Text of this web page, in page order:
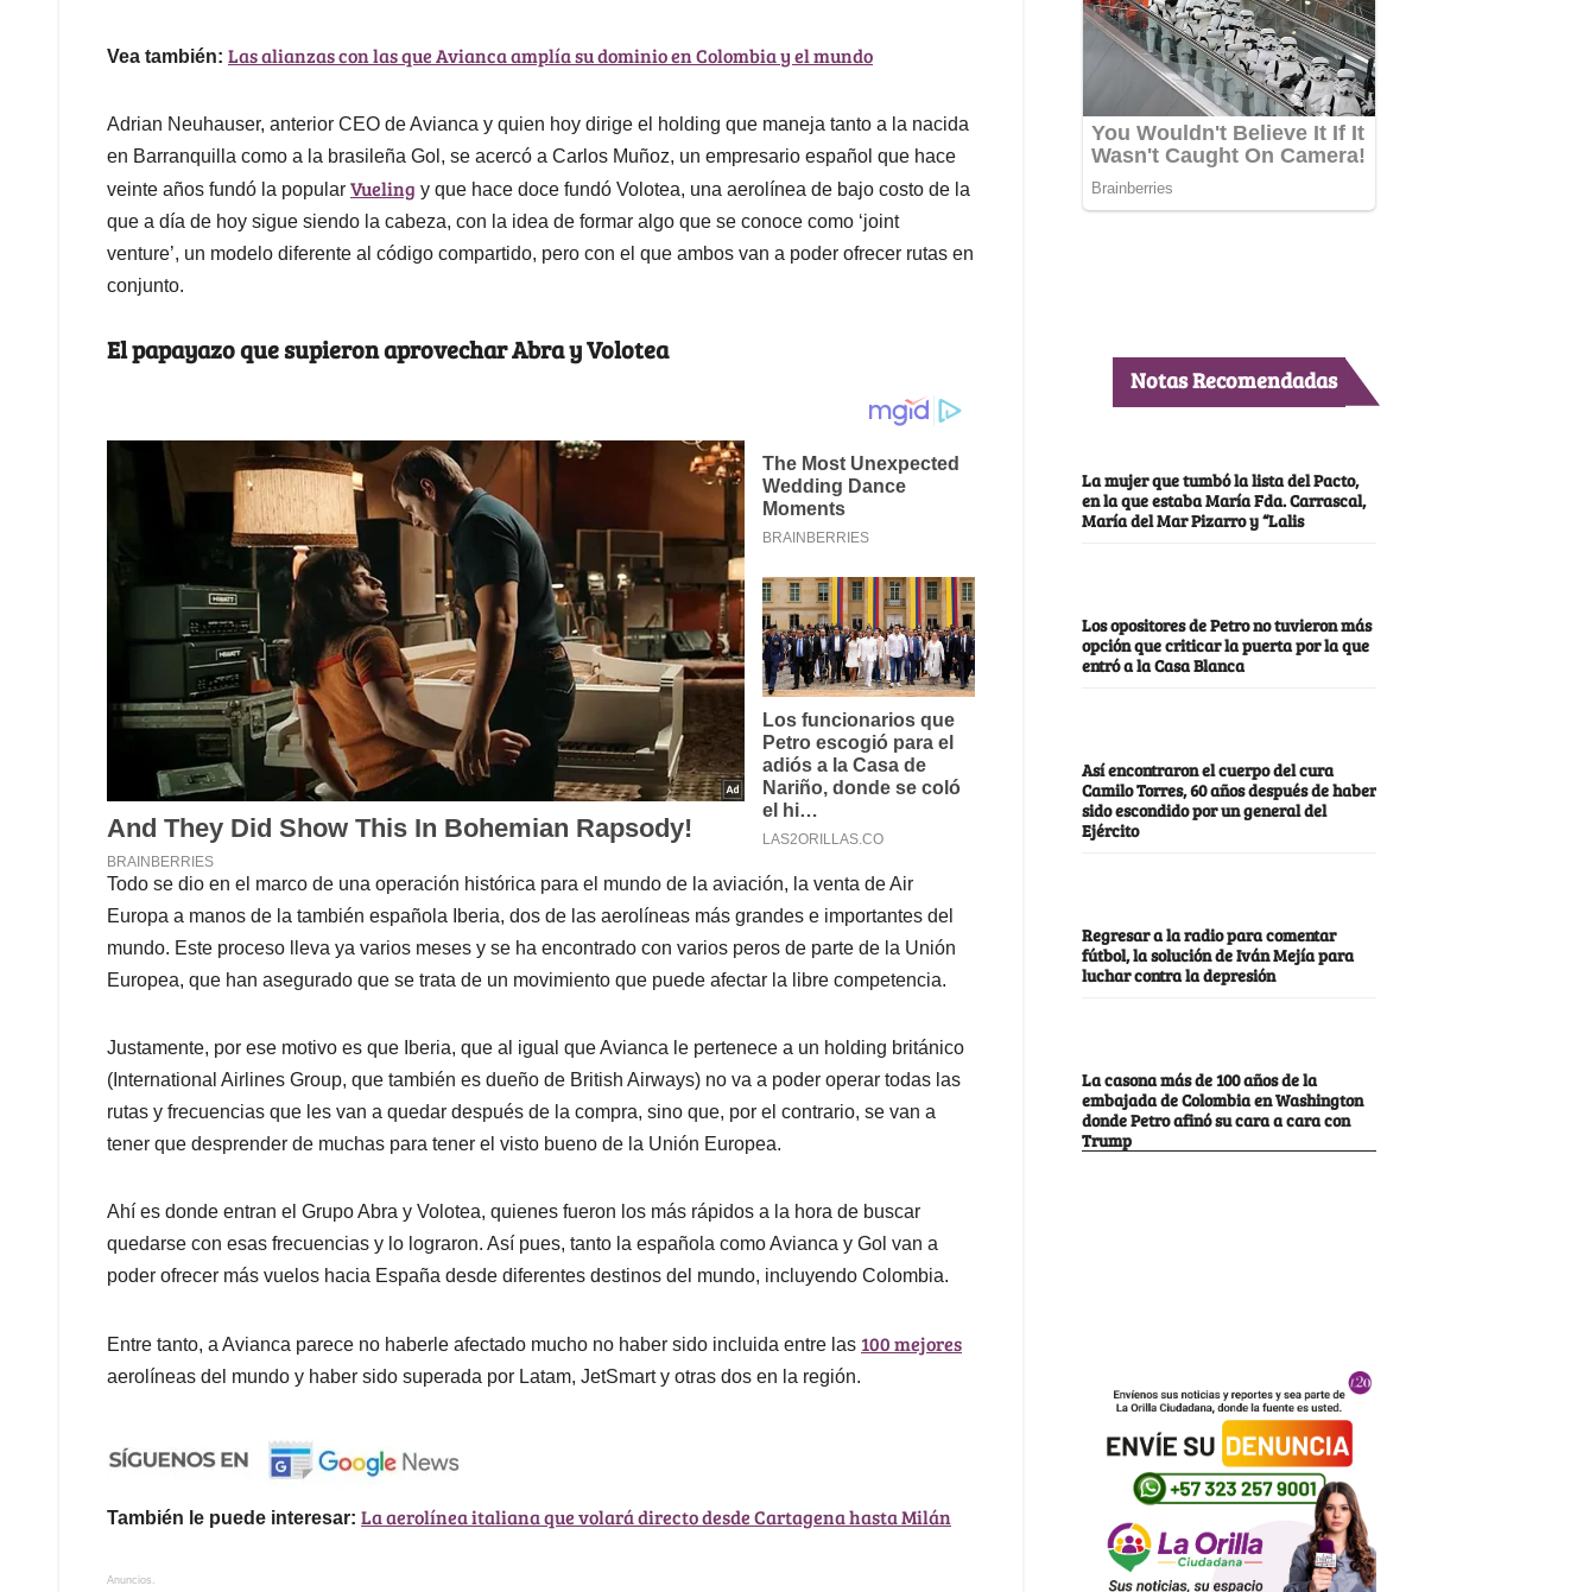
Vea también: Las alianzas con las que Avianca amplía su dominio en Colombia y el mundo
Adrian Neuhauser, anterior CEO de Avianca y quien hoy dirige el holding que maneja tanto a la nacida
en Barranquilla como a la brasileña Gol, se acercó a Carlos Muñoz, un empresario español que hace
veinte años fundó la popular Vueling y que hace doce fundó Volotea, una aerolínea de bajo costo de la
que a día de hoy sigue siendo la cabeza, con la idea de formar algo que se conoce como ‘joint
venture’, un modelo diferente al código compartido, pero con el que ambos van a poder ofrecer rutas en
conjunto.
El papayazo que supieron aprovechar Abra y Volotea
Todo se dio en el marco de una operación histórica para el mundo de la aviación, la venta de Air
Europa a manos de la también española Iberia, dos de las aerolíneas más grandes e importantes del
mundo. Este proceso lleva ya varios meses y se ha encontrado con varios peros de parte de la Unión
Europea, que han asegurado que se trata de un movimiento que puede afectar la libre competencia.
Justamente, por ese motivo es que Iberia, que al igual que Avianca le pertenece a un holding británico
(International Airlines Group, que también es dueño de British Airways) no va a poder operar todas las
rutas y frecuencias que les van a quedar después de la compra, sino que, por el contrario, se van a
tener que desprender de muchas para tener el visto bueno de la Unión Europea.
Ahí es donde entran el Grupo Abra y Volotea, quienes fueron los más rápidos a la hora de buscar
quedarse con esas frecuencias y lo lograron. Así pues, tanto la española como Avianca y Gol van a
poder ofrecer más vuelos hacia España desde diferentes destinos del mundo, incluyendo Colombia.
Entre tanto, a Avianca parece no haberle afectado mucho no haber sido incluida entre las 100 mejores
aerolíneas del mundo y haber sido superada por Latam, JetSmart y otras dos en la región.
También le puede interesar: La aerolínea italiana que volará directo desde Cartagena hasta Milán
Anuncios.
Notas Recomendadas
La mujer que tumbó la lista del Pacto,
en la que estaba María Fda. Carrascal,
María del Mar Pizarro y “Lalis
Los opositores de Petro no tuvieron más
opción que criticar la puerta por la que
entró a la Casa Blanca
Así encontraron el cuerpo del cura
Camilo Torres, 60 años después de haber
sido escondido por un general del
Ejército
Regresar a la radio para comentar
fútbol, la solución de Iván Mejía para
luchar contra la depresión
La casona más de 100 años de la
embajada de Colombia en Washington
donde Petro afinó su cara a cara con
Trump